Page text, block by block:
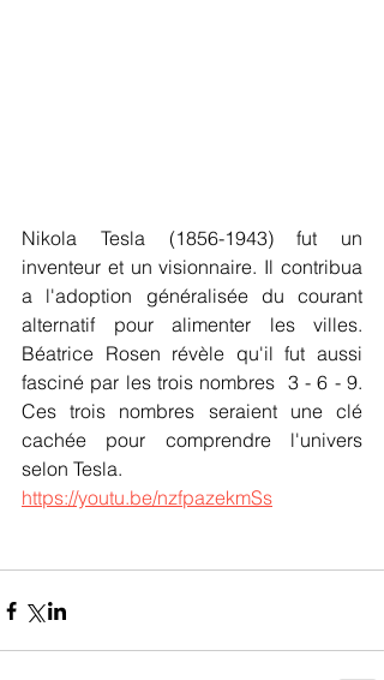
Nikola Tesla (1856-1943) fut un
inventeur et un visionnaire. Il contribua
a l'adoption généralisée du courant
alternatif pour alimenter les villes.
Béatrice Rosen révèle qu'il fut aussi
fasciné par les trois nombres  3 - 6 - 9.
Ces trois nombres seraient une clé
cachée pour comprendre l'univers
selon Tesla.
https://youtu.be/nzfpazekmSs